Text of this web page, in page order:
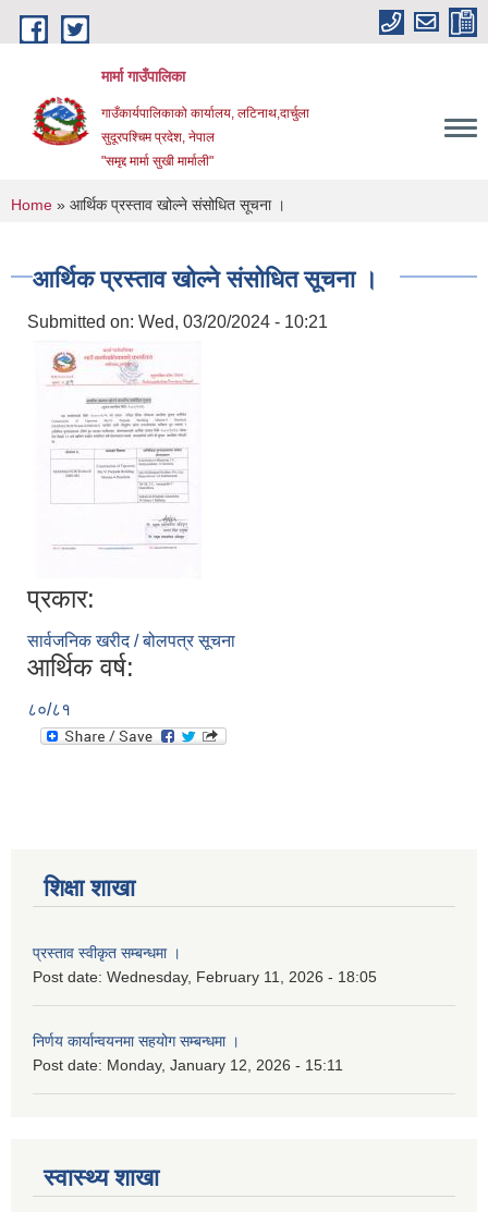
Skip to main content
मार्मा गाउँपालिका
गाउँकार्यपालिकाको कार्यालय, लटिनाथ,दार्चुला
सुदूरपश्चिम प्रदेश, नेपाल
"समृद्द मार्मा सुखी मार्माली"
You are here
Home » आर्थिक प्रस्ताव खोल्ने संसोधित सूचना ।
आर्थिक प्रस्ताव खोल्ने संसोधित सूचना ।
Submitted on: Wed, 03/20/2024 - 10:21
प्रकार:
सार्वजनिक खरीद / बोलपत्र सूचना
आर्थिक वर्ष:
८०/८१
शिक्षा शाखा
प्रस्ताव स्वीकृत सम्बन्धमा ।
Post date: Wednesday, February 11, 2026 - 18:05
निर्णय कार्यान्वयनमा सहयोग सम्बन्धमा ।
Post date: Monday, January 12, 2026 - 15:11
स्वास्थ्य शाखा